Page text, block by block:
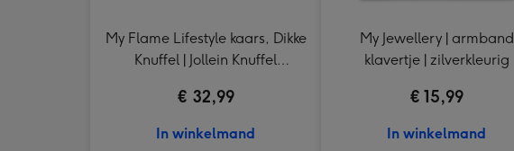
My Flame Lifestyle kaars, Dikke
Knuffel | Jollein Knuffel
€ 32,99
In winkelmand
My Jewellery | armband
klavertje | zilverkleurig
€ 15,99
In winkelmand